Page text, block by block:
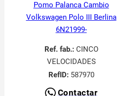
Pomo Palanca Cambio
Volkswagen Polo III Berlina
6N21999-
Ref. fab.:CINCO
VELOCIDADES
RefID:587970
Contactar